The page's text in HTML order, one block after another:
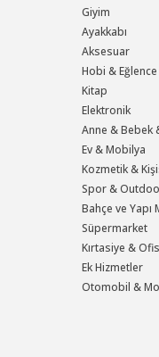
Giyim
Ayakkabı
Aksesuar
Hobi & Eğlence
Kitap
Elektronik
Anne & Bebek
Ev & Mobilya
Kozmetik &
Spor &
Bahçe ve Yapı
Süpermarket
Kırtasiye &
Ek Hizmetler
Otomobil &